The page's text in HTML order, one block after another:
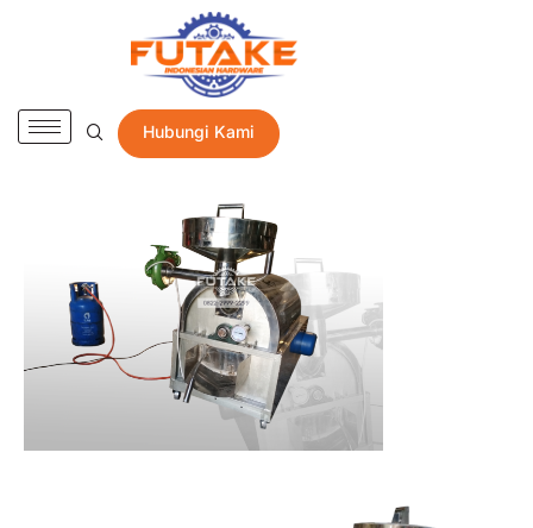
Hubungi Kami